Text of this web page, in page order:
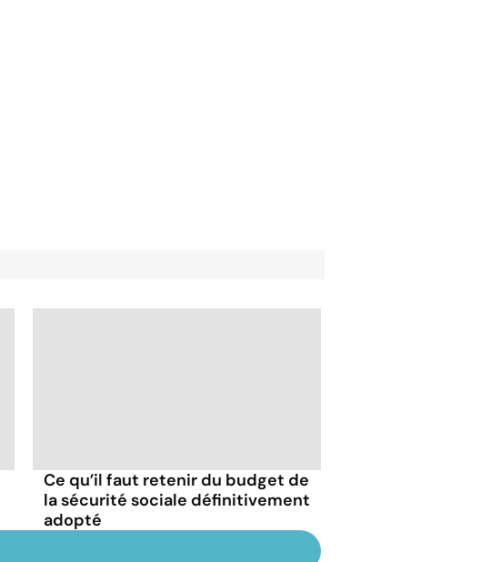
Ce qu’il faut retenir du budget de
la sécurité sociale définitivement
adopté